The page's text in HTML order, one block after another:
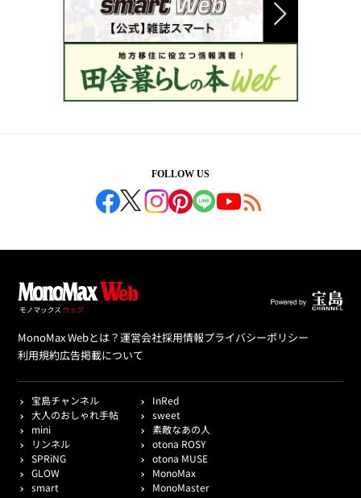
FOLLOW US
MonoMax Webとは？運営会社採用情報プライバシーポリシー
利用規約広告掲載について
宝島チャンネル
InRed
大人のおしゃれ手帖
sweet
mini
素敵なあの人
リンネル
otona ROSY
SPRiNG
otona MUSE
GLOW
MonoMax
smart
MonoMaster